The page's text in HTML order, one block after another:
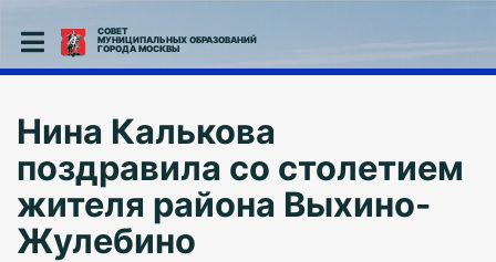
СОВЕТ
МУНИЦИПАЛЬНЫХ ОБРАЗОВАНИЙ
ГОРОДА МОСКВЫ
Нина Калькова
поздравила со столетием
жителя района Выхино-
Жулебино